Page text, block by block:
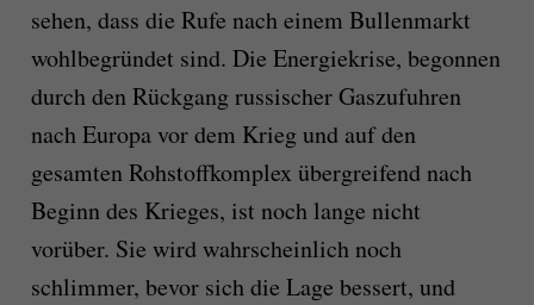
sehen, dass die Rufe nach einem Bullenmarkt
wohlbegründet sind. Die Energiekrise, begonnen
durch den Rückgang russischer Gaszufuhren
nach Europa vor dem Krieg und auf den
gesamten Rohstoffkomplex übergreifend nach
Beginn des Krieges, ist noch lange nicht
vorüber. Sie wird wahrscheinlich noch
schlimmer, bevor sich die Lage bessert, und